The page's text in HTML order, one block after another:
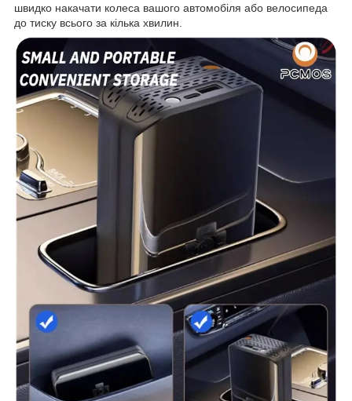
швидко накачати колеса вашого автомобіля або велосипеда
до тиску всього за кілька хвилин.